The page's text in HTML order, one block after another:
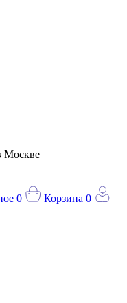
Москве
0 Корзина 0